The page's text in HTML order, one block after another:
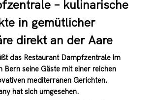
– kulinarische
in gemütlicher
direkt an der Aare
das Restaurant Dampfzentrale im
Bern seine Gäste mit einer reichen
mediterranen Gerichten.
hat sich umgesehen.